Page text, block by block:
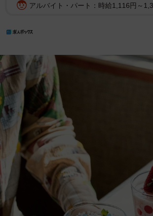
アルバイト・パート：時給1,116円～